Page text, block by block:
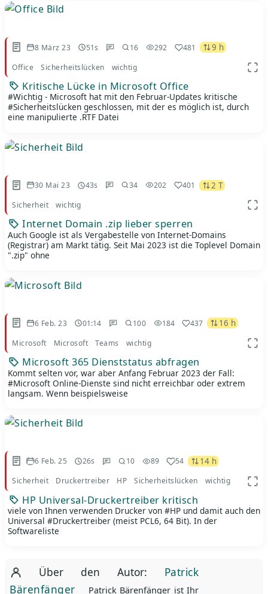
8 März 23 51s 16 292 481 9 h
Office Sicherheitslücken wichtig
Kritische Lücke in Microsoft Office
#Wichtig - Microsoft hat mit den Februar-Updates kritische
#Sicherheitslücken geschlossen, mit der es möglich ist, durch
eine manipulierte .RTF Datei
30 Mai 23 43s 34 202 401 2 T
Sicherheit wichtig
Internet Domain .zip lieber sperren
Auch Google ist als Vergabestelle von Internet-Domains
(Registrar) am Markt tätig. Seit Mai 2023 ist die Toplevel Domain
".zip" ohne
6 Feb. 23 01:14 100 184 437 16 h
Microsoft Microsoft Teams wichtig
Microsoft 365 Dienststatus abfragen
Kommt selten vor, war aber Anfang Februar 2023 der Fall:
#Microsoft Online-Dienste sind nicht erreichbar oder extrem
langsam. Wenn beispielsweise
6 Feb. 25 26s 10 89 54 14 h
Sicherheit Druckertreiber HP Sicherheitslücken wichtig
HP Universal-Druckertreiber kritisch
viele von Ihnen verwenden Drucker von #HP und damit auch den
Universal #Druckertreiber (meist PCL6, 64 Bit). In der
Softwareliste
Über den Autor: Patrick
Bärenfänger
Patrick Bärenfänger ist Ihr